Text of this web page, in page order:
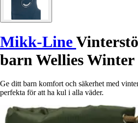
Mikk-Line
barn Wellies Winter
Ge ditt barn komfort och säkerhet med
perfekta för att ha kul i alla väder.